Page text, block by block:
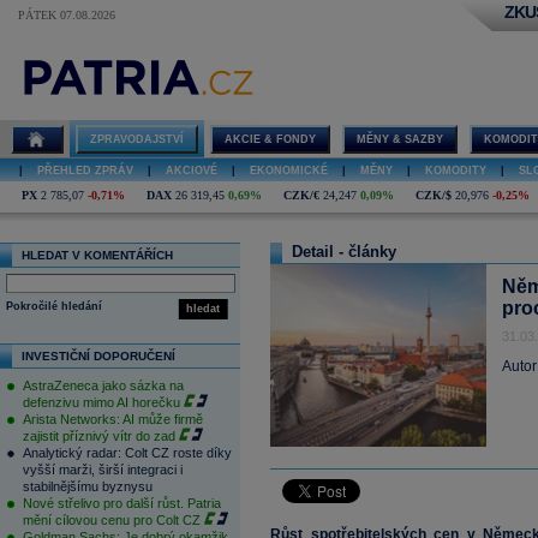
PÁTEK 07.08.2026
ZPRAVODAJSTVÍ AKCIE & FONDY MĚNY & SAZBY
PŘEHLED ZPRÁV AKCIOVÉ EKONOMICKÉ MĚNY KOMODITY
PX 2 785,07 -0,71% DAX 26 319,45 0,69% CZK/€ 24,247 0,09% CZK/$ 20,976 -0,25%
HLEDAT V KOMENTÁŘÍCH
hledat
Pokročilé hledání
INVESTIČNÍ DOPORUČENÍ
AstraZeneca jako sázka na
defenzivu mimo AI horečku
Arista Networks: AI může firmě
zajistit příznivý vítr do zad
Analytický radar: Colt CZ roste díky
vyšší marži, širší integraci i
stabilnějšímu byznysu
Nové střelivo pro další růst. Patria
mění cílovou cenu pro Colt CZ
Detail - články
Růst spotřebitelských cen v